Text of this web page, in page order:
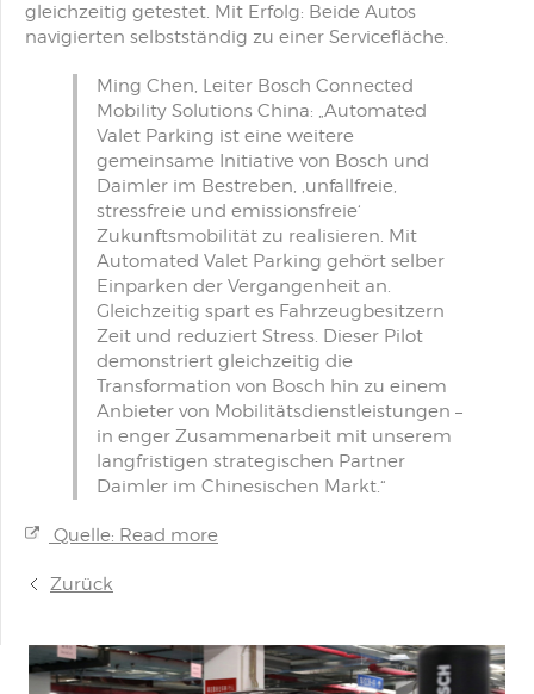
gleichzeitig getestet. Mit Erfolg: Beide Autos
navigierten selbstständig zu einer Servicefläche.
Ming Chen, Leiter Bosch Connected
Mobility Solutions China: „Automated
Valet Parking ist eine weitere
gemeinsame Initiative von Bosch und
Daimler im Bestreben, ‚unfallfreie,
stressfreie und emissionsfreie‘
Zukunftsmobilität zu realisieren. Mit
Automated Valet Parking gehört selber
Einparken der Vergangenheit an.
Gleichzeitig spart es Fahrzeugbesitzern
Zeit und reduziert Stress. Dieser Pilot
demonstriert gleichzeitig die
Transformation von Bosch hin zu einem
Anbieter von Mobilitätsdienstleistungen –
in enger Zusammenarbeit mit unserem
langfristigen strategischen Partner
Daimler im Chinesischen Markt.“
Quelle: Read more
Zurück